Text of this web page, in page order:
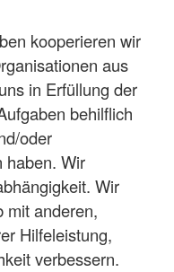
kooperieren wir
aus
in Erfüllung der
behilflich
oder
haben. Wir
Wir
mit anderen,
Hilfeleistung,
verbessern.